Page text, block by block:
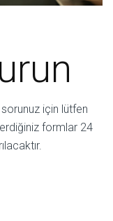
için lütfen
formlar 24